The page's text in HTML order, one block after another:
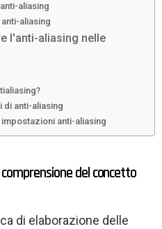
aliasing
aliasing
l'anti-aliasing nelle
di anti-aliasing
anti-aliasing
del concetto
di elaborazione delle